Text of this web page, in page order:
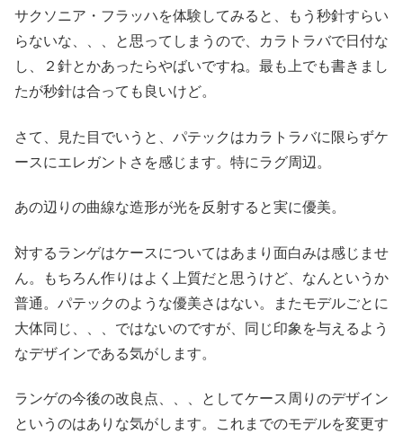
サクソニア・フラッハを体験してみると、もう秒針すらい
らないな、、、と思ってしまうので、カラトラバで日付な
し、２針とかあったらやばいですね。最も上でも書きまし
たが秒針は合っても良いけど。
さて、見た目でいうと、パテックはカラトラバに限らずケ
ースにエレガントさを感じます。特にラグ周辺。
あの辺りの曲線な造形が光を反射すると実に優美。
対するランゲはケースについてはあまり面白みは感じませ
ん。もちろん作りはよく上質だと思うけど、なんというか
普通。パテックのような優美さはない。またモデルごとに
大体同じ、、、ではないのですが、同じ印象を与えるよう
なデザインである気がします。
ランゲの今後の改良点、、、としてケース周りのデザイン
というのはありな気がします。これまでのモデルを変更す